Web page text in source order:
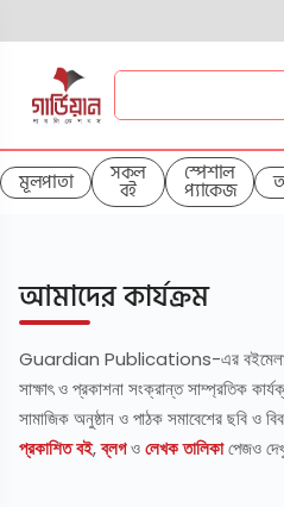
মূলপাতা সকল
বই
স্পেশাল
প্যাকেজ
আমাদের কার্যক্রম
Guardian Publications-এর বইমেলা,
সাক্ষাৎ ও প্রকাশনা সংক্রান্ত সাম্প্রতিক
সামাজিক অনুষ্ঠান ও পাঠক সমাবেশের ছবি ও
প্রকাশিত বই,ব্লগওলেখক তালিকাপেজও